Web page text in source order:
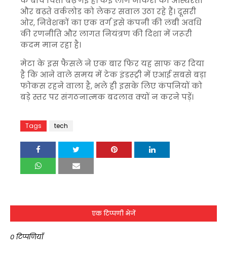
और बढ़ते वर्कलोड को लेकर सवाल उठा रहे हैं। दूसरी
ओर, निवेशकों का एक वर्ग इसे कंपनी की लंबी अवधि
की रणनीति और लागत नियंत्रण की दिशा में जरूरी
कदम मान रहा है।
मेटा के इस फैसले ने एक बार फिर यह साफ कर दिया
है कि आने वाले समय में टेक इंडस्ट्री में एआई सबसे बड़ा
फोकस रहने वाला है, भले ही इसके लिए कंपनियों को
बड़े स्तर पर संगठनात्मक बदलाव क्यों न करने पड़ें।
Tags tech
एक टिप्पणी भेजें
0 टिप्पणियाँ